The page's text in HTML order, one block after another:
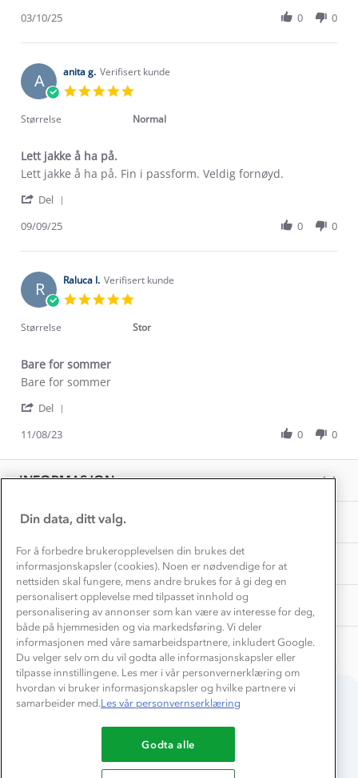
R.
3
2025
Ingri-
R.
on
3
03/10/25 0 0
A anita g. Verifisert kunde
rating
Størrelse Normal
Lett jakke å ha på.
Review
anita
on
Sep
review
Lett
å
på.
Lett jakke å ha på. Fin i passform. Veldig fornøyd.
Del
anita
on
9
Sep
09/09/25 0 0
R Raluca I. Verifisert kunde
rating
Størrelse Stor
Bare for sommer
Review
Raluca
on
Aug
2023
review
Bare
sommer
Bare for sommer
Del
Raluca
I.
Aug
2023
11/08/23 0 0
INFORMASJON
Kundeservice
Kontakt oss
Konkurransevinnere
Kundeklubb
Våre butikker
Bedrift, barnehage og SFO
Presse
OM OSS
Klima og miljø
Etisk handel
Inkludering
Materialer
Personvern
Samarbeide med oss?
TIPS OG RÅD
Alt du trenger til Norgesferien
Dette trenger du til barnehagen
Gravidklær
Hvordan velge riktig turtøy?
Store størrelser
Turmat oppskrifter
Beredskap
AKTIVITETER
Få turinspirasjon og tips her⛰
Overnatte utendørs⛺
Leirskole 🥾
Barnehageansatt
Tips til hyttetur
Du betaler enkelt med
Din data, ditt valg.
For å forbedre brukeropplevelsen din brukes det
informasjonskapsler (cookies). Noen er nødvendige for at
nettsiden skal fungere, mens andre brukes for å gi deg en
personalisert opplevelse med tilpasset innhold og
personalisering av annonser som kan være av interesse for deg,
både på hjemmesiden og via markedsføring. Vi deler
informasjonen med våre samarbeidspartnere, inkludert Google.
Du velger selv om du vil godta alle informasjonskapsler eller
tilpasse innstillingene. Les mer i vår personvernerklæring om
hvordan vi bruker informasjonskapsler og hvilke partnere vi
samarbeider med.Les vår personvernserklæring
Godta alle